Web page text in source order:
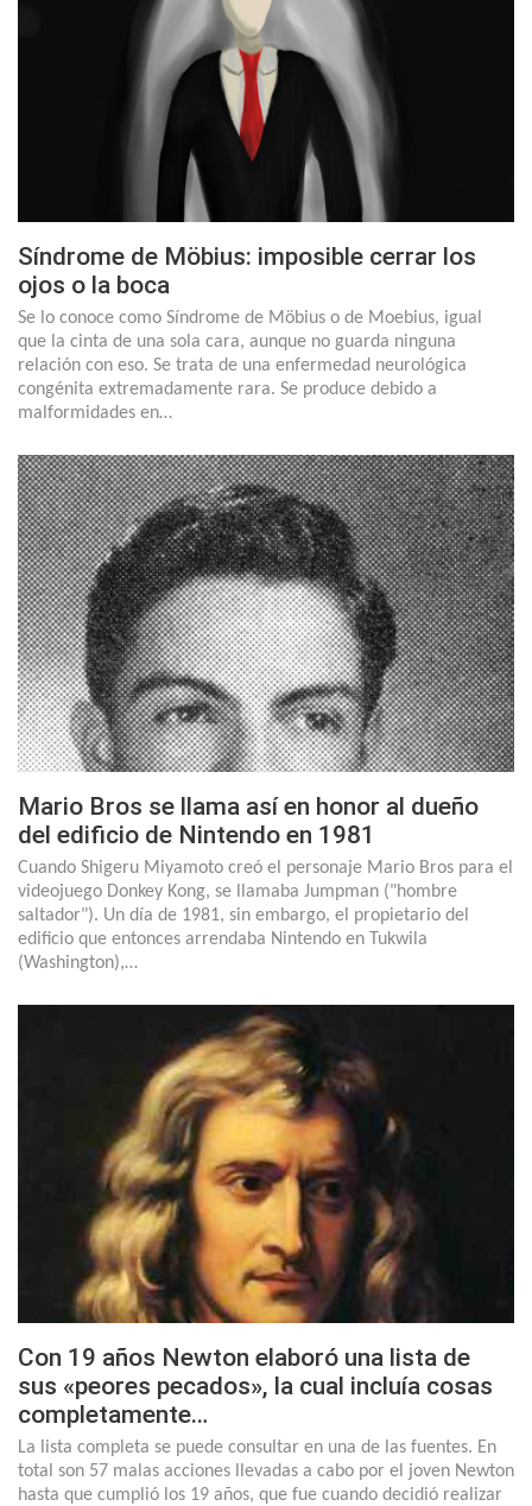
Síndrome de Möbius: imposible cerrar los
ojos o la boca
Se lo conoce como Síndrome de Möbius o de Moebius, igual
que la cinta de una sola cara, aunque no guarda ninguna
relación con eso. Se trata de una enfermedad neurológica
congénita extremadamente rara. Se produce debido a
malformidades en…
Mario Bros se llama así en honor al dueño
del edificio de Nintendo en 1981
Cuando Shigeru Miyamoto creó el personaje Mario Bros para el
videojuego Donkey Kong, se llamaba Jumpman ("hombre
saltador"). Un día de 1981, sin embargo, el propietario del
edificio que entonces arrendaba Nintendo en Tukwila
(Washington),…
Con 19 años Newton elaboró una lista de
sus «peores pecados», la cual incluía cosas
completamente…
La lista completa se puede consultar en una de las fuentes. En
total son 57 malas acciones llevadas a cabo por el joven Newton
hasta que cumplió los 19 años, que fue cuando decidió realizar